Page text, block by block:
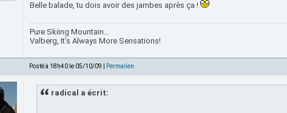
Belle balade, tu dois avoir des jambes après ça !
Pure Skiing Mountain...
Valberg, It's Always More Sensations!
Posté à 18h40 le 05/10/09 | Permalien
radical a écrit: